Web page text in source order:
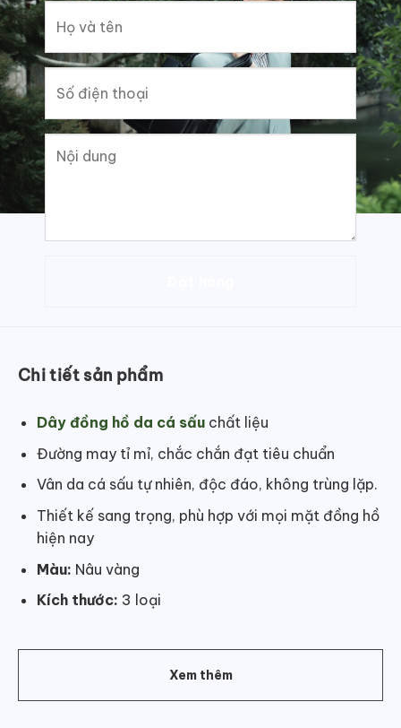
Chi tiết sản phẩm
Dây đồng hồ da cá sấu chất liệu
Đường may tỉ mỉ, chắc chắn đạt tiêu chuẩn
Vân da cá sấu tự nhiên, độc đáo, không trùng lặp.
Thiết kế sang trọng, phù hợp với mọi mặt đồng hồ
hiện nay
Màu: Nâu vàng
Kích thước: 3 loại
Dây bản 20mm
Dây bản 18mm
Xem thêm